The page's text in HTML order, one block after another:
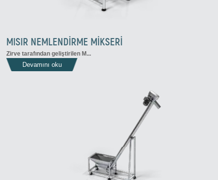
MISIR NEMLENDİRME MİKSERİ
Zirve tarafından geliştirilen M...
Devamını oku